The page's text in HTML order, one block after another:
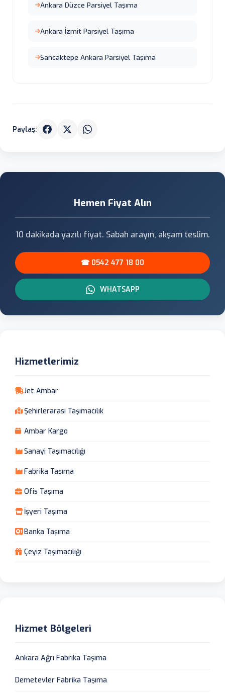
Ankara Düzce Parsiyel Taşıma
Ankara İzmit Parsiyel Taşıma
Sancaktepe Ankara Parsiyel Taşıma
Paylaş:
Hemen Fiyat Alın
10 dakikada yazılı fiyat. Sabah arayın, akşam teslim.
☎ 0542 477 18 00
WHATSAPP
Hizmetlerimiz
Jet Ambar
Şehirlerarası Taşımacılık
Ambar Kargo
Sanayi Taşımacılığı
Fabrika Taşıma
Ofis Taşıma
İşyeri Taşıma
Banka Taşıma
Çeyiz Taşımacılığı
Hizmet Bölgeleri
Ankara Ağrı Fabrika Taşıma
Demetevler Fabrika Taşıma